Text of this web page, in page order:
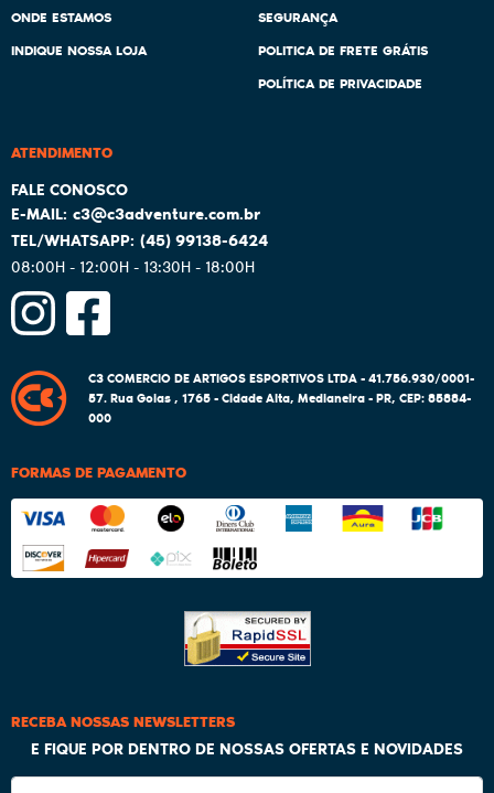
ONDE ESTAMOS
INDIQUE NOSSA LOJA
SEGURANÇA
POLITICA DE FRETE GRÁTIS
POLÍTICA DE PRIVACIDADE
ATENDIMENTO
(45)99138-6424
08:00H - 12:00H - 13:30H - 18:00H
c3@c3adventure.com.br
C3 COMERCIO DE ARTIGOS ESPORTIVOS LTDA - 41.756.930/0001-
57.Rua Goias , 1765-Cidade Alta, Medianeira-PR, CEP: 85884-
000
FORMAS DE PAGAMENTO
RECEBA NOSSAS NEWSLETTERS
E FIQUE POR DENTRO DE NOSSAS OFERTAS E NOVIDADES